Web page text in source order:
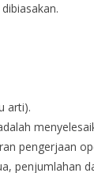
arti).
pengerjaan
penjumlahan